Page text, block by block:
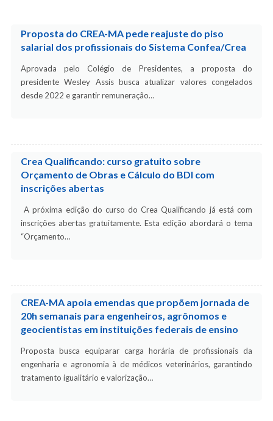
Proposta do CREA-MA pede reajuste do piso
salarial dos profissionais do Sistema Confea/Crea
Aprovada pelo Colégio de Presidentes, a proposta do
presidente Wesley Assis busca atualizar valores congelados
desde 2022 e garantir remuneração…
Crea Qualificando: curso gratuito sobre
Orçamento de Obras e Cálculo do BDI com
inscrições abertas
A próxima edição do curso do Crea Qualificando já está com
inscrições abertas gratuitamente. Esta edição abordará o tema
“Orçamento…
CREA-MA apoia emendas que propõem jornada de
20h semanais para engenheiros, agrônomos e
geocientistas em instituições federais de ensino
Proposta busca equiparar carga horária de profissionais da
engenharia e agronomia à de médicos veterinários, garantindo
tratamento igualitário e valorização…